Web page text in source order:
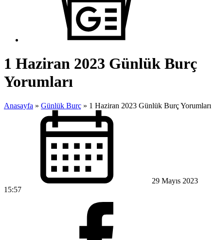
1 Haziran 2023 Günlük Burç
Yorumları
Anasayfa » Günlük Burç » 1 Haziran 2023 Günlük Burç Yorumları
29 Mayıs 2023
15:57